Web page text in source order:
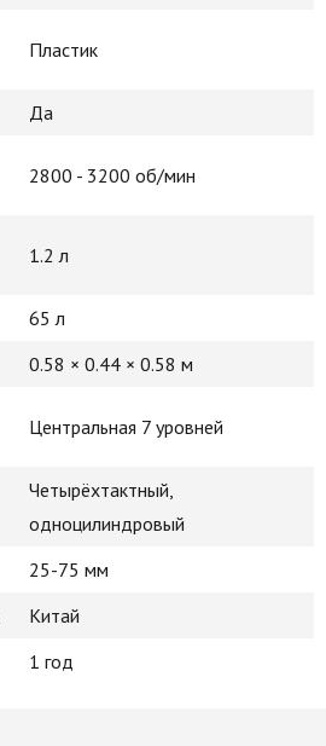
Пластик
Да
2800 - 3200 об/мин
1.2 л
65 л
0.58 × 0.44 × 0.58 м
Центральная 7 уровней
Четырёхтактный,
одноцилиндровый
25-75 мм
Китай
1 год